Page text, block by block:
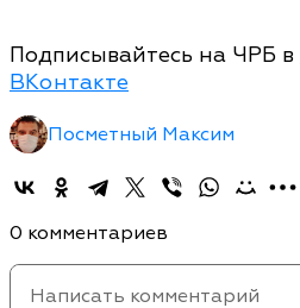
Подписывайтесь на ЧРБ в
ВКонтакте
Посметный Максим
0 комментариев